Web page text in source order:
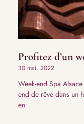
Profitez d’un
30 mai, 2022
Week-end Spa
end de rêve dans un
en